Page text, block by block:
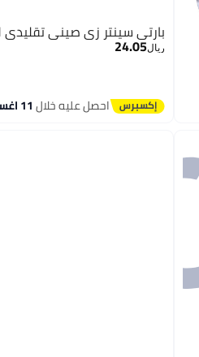
بارتي سينتر زي صيني تقليدي
ريال24.05
احصل عليه خلال11 اغسطس